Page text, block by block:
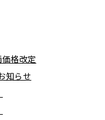
格改定
知らせ